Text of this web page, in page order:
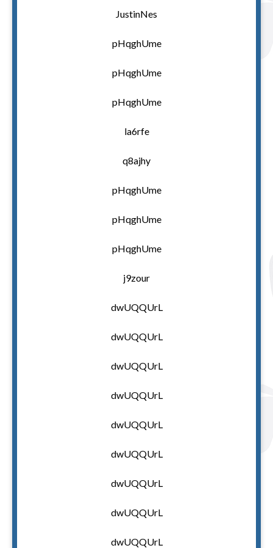
JustinNes
pHqghUme
pHqghUme
pHqghUme
la6rfe
q8ajhy
pHqghUme
pHqghUme
pHqghUme
j9zour
dwUQQUrL
dwUQQUrL
dwUQQUrL
dwUQQUrL
dwUQQUrL
dwUQQUrL
dwUQQUrL
dwUQQUrL
dwUQQUrL